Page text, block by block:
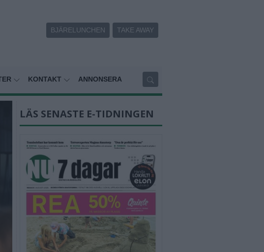
BJÄRELUNCHEN TAKE AWAY
KONTAKT ANNONSERA
LÄS SENASTE E-TIDNINGEN